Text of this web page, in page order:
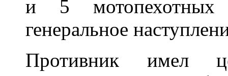
и 5 мотопехотных
генеральное
Противник имел